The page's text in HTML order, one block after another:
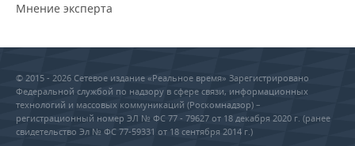
Мнение эксперта
© 2015 - 2026 Сетевое издание «Реальное время» Зарегистрировано
Федеральной службой по надзору в сфере связи, информационных
технологий и массовых коммуникаций (Роскомнадзор) –
регистрационный номер ЭЛ № ФС 77 - 79627 от 18 декабря 2020 г. (ранее
свидетельство Эл № ФС 77-59331 от 18 сентября 2014 г.)